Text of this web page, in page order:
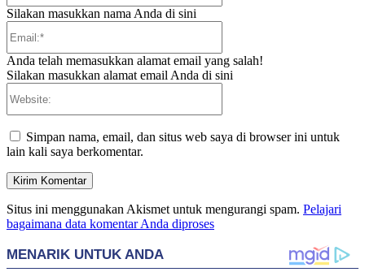
Silakan masukkan nama Anda di sini
Anda telah memasukkan alamat email yang salah!
Silakan masukkan alamat email Anda di sini
Simpan nama, email, dan situs web saya di browser ini untuk
lain kali saya berkomentar.
Situs ini menggunakan Akismet untuk mengurangi spam. Pelajari
bagaimana data komentar Anda diproses